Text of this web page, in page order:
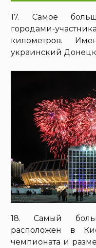
17. Самое
городами-
километров.
украинский
18. Самый
расположен в
чемпионата и